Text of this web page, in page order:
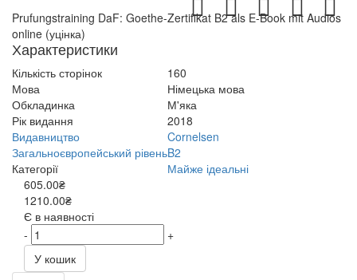
Prufungstraining DaF: Goethe-Zertifikat B2 als E-Book mit Audios
online (уцінка)
Характеристики
Кількість сторінок
160
Мова
Німецька мова
Обкладинка
М'яка
Рік видання
2018
Видавництво
Cornelsen
Загальноєвропейський рівеньB2
Категорії
Майже ідеальні
605.00₴
1210.00₴
Є в наявності
-
+
У кошик